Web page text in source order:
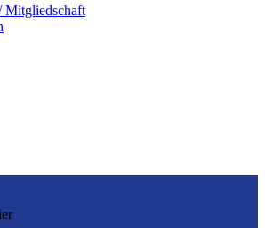
Mitgliedschaft